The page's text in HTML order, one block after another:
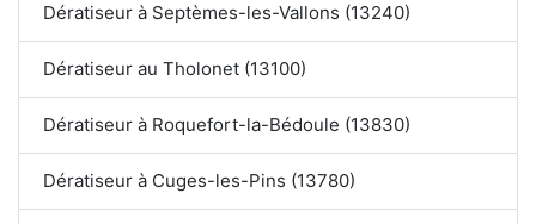
Dératiseur à Septèmes-les-Vallons (13240)
Dératiseur au Tholonet (13100)
Dératiseur à Roquefort-la-Bédoule (13830)
Dératiseur à Cuges-les-Pins (13780)